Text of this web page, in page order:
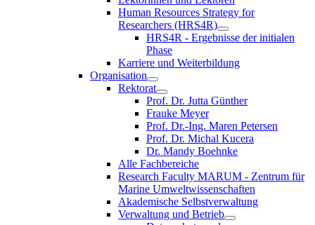
Human Resources Strategy for
Researchers (HRS4R)
HRS4R - Ergebnisse der initialen
Phase
Karriere und Weiterbildung
Organisation
Rektorat
Prof. Dr. Jutta Günther
Frauke Meyer
Prof. Dr.-Ing. Maren Petersen
Prof. Dr. Michal Kucera
Dr. Mandy Boehnke
Alle Fachbereiche
Research Faculty MARUM - Zentrum für
Marine Umweltwissenschaften
Akademische Selbstverwaltung
Verwaltung und Betrieb